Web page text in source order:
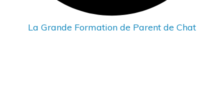
La Grande Formation de Parent de Chat